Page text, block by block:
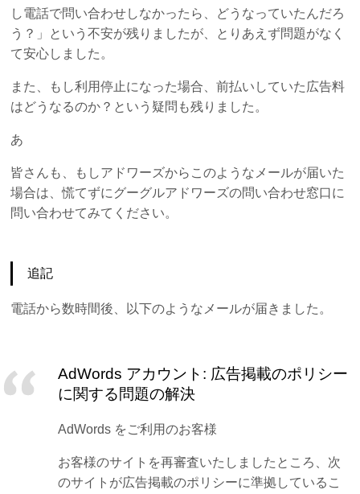
し電話で問い合わせしなかったら、どうなっていたんだろ
う？」という不安が残りましたが、とりあえず問題がなく
て安心しました。
また、もし利用停止になった場合、前払いしていた広告料
はどうなるのか？という疑問も残りました。
あ
皆さんも、もしアドワーズからこのようなメールが届いた
場合は、慌てずにグーグルアドワーズの問い合わせ窓口に
問い合わせてみてください。
追記
電話から数時間後、以下のようなメールが届きました。
AdWords アカウント: 広告掲載のポリシー
に関する問題の解決
AdWords をご利用のお客様
お客様のサイトを再審査いたしましたところ、次
のサイトが広告掲載のポリシーに準拠しているこ